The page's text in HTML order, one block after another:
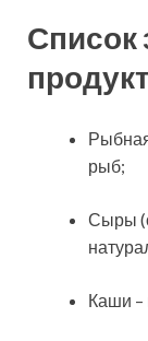
рыб;
Сыры
Каши –